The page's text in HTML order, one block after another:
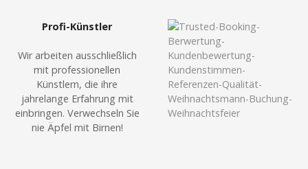
Profi-Künstler
Wir arbeiten ausschließlich
mit professionellen
Künstlern, die ihre
jahrelange Erfahrung mit
einbringen. Verwechseln Sie
nie Äpfel mit Birnen!